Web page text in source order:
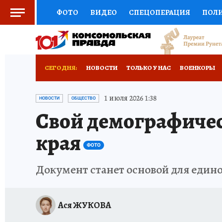
ФОТО ВИДЕО СПЕЦОПЕРАЦИЯ
СОЦПОДДЕРЖКА НАУКА СПОРТ
ПРЕСС-ЦЕНТР НЕДВИЖИМОСТЬ
ТЕСТЫ
СЕГОДНЯ: НОВОСТИ ТОЛЬКО У НАС ВОЕНКОРЫ
ОТДЫХ В РОССИИ ЗАПОВЕДНАЯ РОССИЯ
НОВОСТИ ОБЩЕСТВО 1 июля 2026 1:38
Свой
края ФОТО
Документ станет основой для
Ася ЖУКОВА